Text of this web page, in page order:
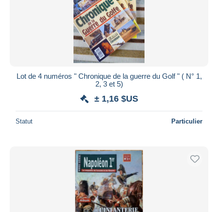
Lot de 4 numéros " Chronique de la guerre du Golf " ( N° 1,
2, 3 et 5)
± 1,16 $US
Statut Particulier